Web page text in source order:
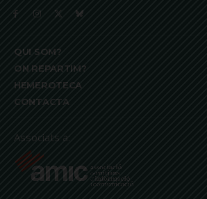
QUI SOM?
ON REPARTIM?
HEMEROTECA
CONTACTA
Associats a: